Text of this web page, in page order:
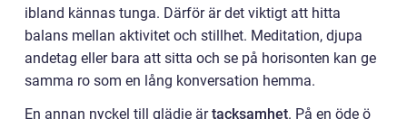
ibland kännas tunga. Därför är det viktigt att hitta
balans mellan aktivitet och stillhet. Meditation, djupa
andetag eller bara att sitta och se på horisonten kan ge
samma ro som en lång konversation hemma.
En annan nyckel till glädje ärtacksamhet. På en öde ö